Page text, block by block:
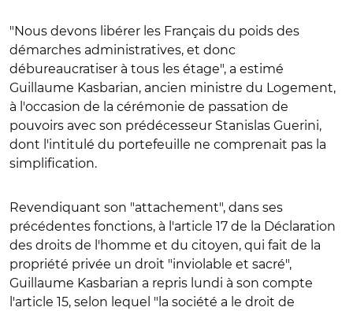
"Nous devons libérer les Français du poids des
démarches administratives, et donc
débureaucratiser à tous les étage", a estimé
Guillaume Kasbarian, ancien ministre du Logement,
à l'occasion de la cérémonie de passation de
pouvoirs avec son prédécesseur Stanislas Guerini,
dont l'intitulé du portefeuille ne comprenait pas la
simplification.
Revendiquant son "attachement", dans ses
précédentes fonctions, à l'article 17 de la Déclaration
des droits de l'homme et du citoyen, qui fait de la
propriété privée un droit "inviolable et sacré",
Guillaume Kasbarian a repris lundi à son compte
l'article 15, selon lequel "la société a le droit de